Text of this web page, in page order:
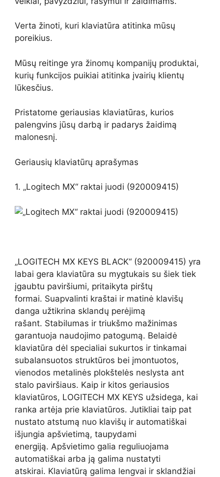
Verta žinoti, kuri klaviatūra atitinka mūsų
poreikius.
Mūsų reitinge yra žinomų kompanijų produktai,
kurių funkcijos puikiai atitinka įvairių klientų
lūkesčius.
Pristatome geriausias klaviatūras, kurios
palengvins jūsų darbą ir padarys žaidimą
malonesnį.
Geriausių klaviatūrų aprašymas
1. „Logitech MX“ raktai juodi (920009415)
„LOGITECH MX KEYS BLACK“ (920009415) yra
labai gera klaviatūra su mygtukais su šiek tiek
įgaubtu paviršiumi, pritaikyta pirštų
formai. Suapvalinti kraštai ir matinė klavišų
danga užtikrina sklandų perėjimą
rašant. Stabilumas ir triukšmo mažinimas
garantuoja naudojimo patogumą. Belaidė
klaviatūra dėl specialiai sukurtos ir tinkamai
subalansuotos struktūros bei įmontuotos,
vienodos metalinės plokštelės neslysta ant
stalo paviršiaus. Kaip ir kitos geriausios
klaviatūros, LOGITECH MX KEYS užsidega, kai
ranka artėja prie klaviatūros. Jutikliai taip pat
nustato atstumą nuo klavišų ir automatiškai
išjungia apšvietimą, taupydami
energiją. Apšvietimo galia reguliuojama
automatiškai arba ją galima nustatyti
atskirai. Klaviatūrą galima lengvai ir sklandžiai